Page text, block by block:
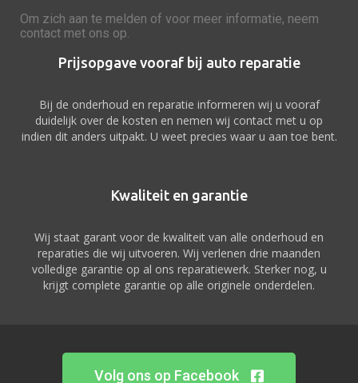
Om zich aan te melden of voor meer informatie, neem
contact met ons op.
Prijsopgave vooraf bij auto reparatie
Bij de onderhoud en reparatie informeren wij u vooraf
duidelijk over de kosten en nemen wij contact met u op
indien dit anders uitpakt. U weet precies waar u aan toe bent.
Kwaliteit en garantie
Wij staat garant voor de kwaliteit van alle onderhoud en
reparaties die wij uitvoeren. Wij verlenen drie maanden
volledige garantie op al ons reparatiewerk. Sterker nog, u
krijgt complete garantie op alle originele onderdelen.
Volg ons op Facebook